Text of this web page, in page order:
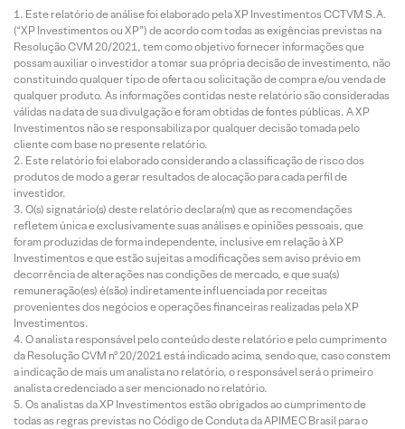
Este relatório de análise foi elaborado pela XP Investimentos CCTVM S.A.
(“XP Investimentos ou XP”) de acordo com todas as exigências previstas na
Resolução CVM 20/2021, tem como objetivo fornecer informações que
possam auxiliar o investidor a tomar sua própria decisão de investimento, não
constituindo qualquer tipo de oferta ou solicitação de compra e/ou venda de
qualquer produto. As informações contidas neste relatório são consideradas
válidas na data de sua divulgação e foram obtidas de fontes públicas. A XP
Investimentos não se responsabiliza por qualquer decisão tomada pelo
cliente com base no presente relatório.
Este relatório foi elaborado considerando a classificação de risco dos
produtos de modo a gerar resultados de alocação para cada perfil de
investidor.
O(s) signatário(s) deste relatório declara(m) que as recomendações
refletem única e exclusivamente suas análises e opiniões pessoais, que
foram produzidas de forma independente, inclusive em relação à XP
Investimentos e que estão sujeitas a modificações sem aviso prévio em
decorrência de alterações nas condições de mercado, e que sua(s)
remuneração(es) é(são) indiretamente influenciada por receitas
provenientes dos negócios e operações financeiras realizadas pela XP
Investimentos.
O analista responsável pelo conteúdo deste relatório e pelo cumprimento
da Resolução CVM nº 20/2021 está indicado acima, sendo que, caso constem
a indicação de mais um analista no relatório, o responsável será o primeiro
analista credenciado a ser mencionado no relatório.
Os analistas da XP Investimentos estão obrigados ao cumprimento de
todas as regras previstas no Código de Conduta da APIMEC Brasil para o